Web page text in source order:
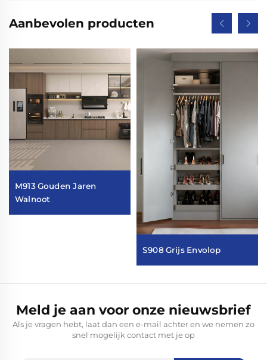
Aanbevolen producten
M913 Gouden Jaren
Walnoot
S908 Grijs Envolop
Meld je aan voor onze nieuwsbrief
Als je vragen hebt, laat dan een e-mail achter en we nemen zo
snel mogelijk contact met je op